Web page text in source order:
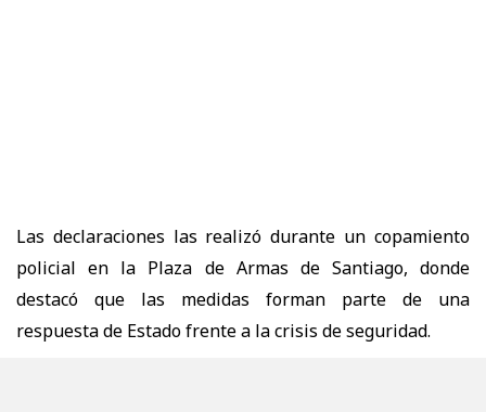
Las declaraciones las realizó durante un copamiento
policial en la Plaza de Armas de Santiago, donde
destacó que las medidas forman parte de una
respuesta de Estado frente a la crisis de seguridad.